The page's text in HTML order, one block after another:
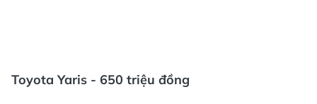
Toyota Yaris - 650 triệu đồng